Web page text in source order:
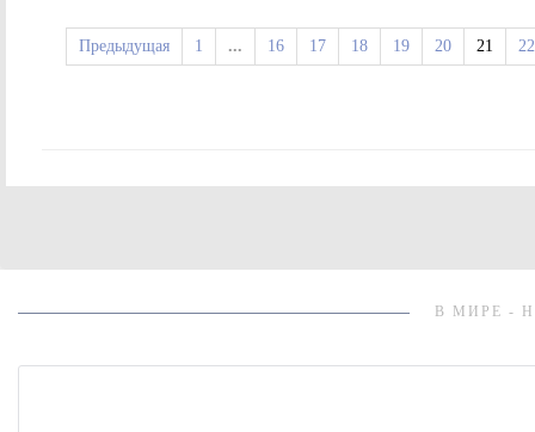
Предыдущая 1 ... 16 17 18 19 20 21 22
В МИРЕ -